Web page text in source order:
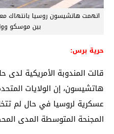
اتهمت هاتشيسون روسيا بانتهاك
بين موسكو
حرية برس:
قالت المندوبة الأمريكية لدى
هاتشيسون، إن الولايات
عسكرية لروسيا في حال لم
المجنحة المتوسطة المدى